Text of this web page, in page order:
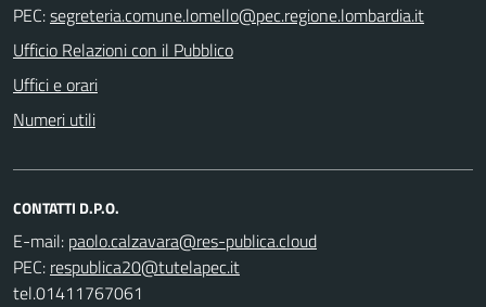
PEC:
Ufficio Relazioni con il Pubblico
Uffici e orari
Numeri utili
CONTATTI D.P.O.
E-mail:
PEC:
tel.01411767061